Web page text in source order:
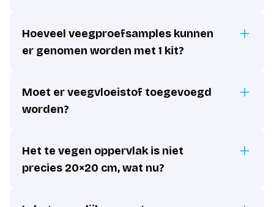
Hoeveel veegproefsamples kunnen
er genomen worden met 1 kit?
Moet er veegvloeistof toegevoegd
worden?
Het te vegen oppervlak is niet
precies 20×20 cm, wat nu?